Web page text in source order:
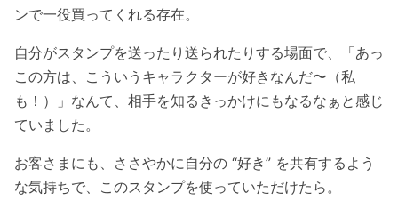
ンで一役買ってくれる存在。
自分がスタンプを送ったり送られたりする場面で、「あっ
この方は、こういうキャラクターが好きなんだ〜（私
も！）」なんて、相手を知るきっかけにもなるなぁと感じ
ていました。
お客さまにも、ささやかに自分の “好き” を共有するよう
な気持ちで、このスタンプを使っていただけたら。